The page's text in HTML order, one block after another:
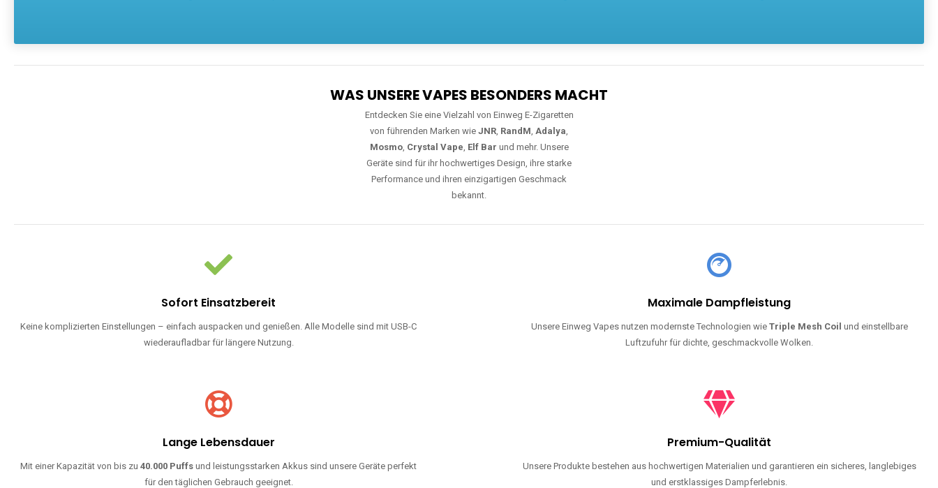
WAS UNSERE VAPES BESONDERS MACHT
Entdecken Sie eine Vielzahl von Einweg E-Zigaretten
von führenden Marken wie JNR, RandM, Adalya,
Mosmo, Crystal Vape, Elf Bar und mehr. Unsere
Geräte sind für ihr hochwertiges Design, ihre starke
Performance und ihren einzigartigen Geschmack
bekannt.
Sofort Einsatzbereit
Keine komplizierten Einstellungen – einfach auspacken und genießen. Alle Modelle sind mit USB-C
wiederaufladbar für längere Nutzung.
Maximale Dampfleistung
Unsere Einweg Vapes nutzen modernste Technologien wie Triple Mesh Coil und einstellbare
Luftzufuhr für dichte, geschmackvolle Wolken.
Lange Lebensdauer
Mit einer Kapazität von bis zu40.000 Puffs und leistungsstarken Akkus sind unsere Geräte perfekt
für den täglichen Gebrauch geeignet.
Premium-Qualität
Unsere Produkte bestehen aus hochwertigen Materialien und garantieren ein sicheres, langlebiges
und erstklassiges Dampferlebnis.